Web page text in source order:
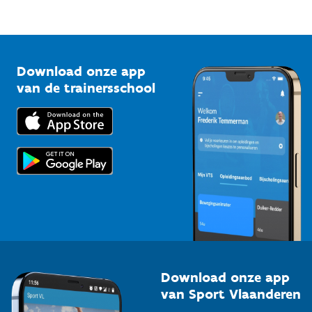
Bedrijven
Trainers en begeleiders
Topsporters
Vlaamse Trainersschool
Kennisplatform
Downloads
Voor de pers
Download onze app
van de trainersschool
Download onze app
van Sport Vlaanderen